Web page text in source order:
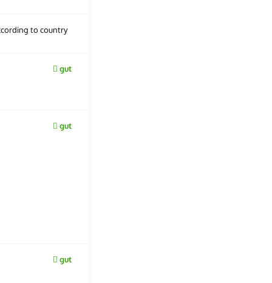
to country
gut
gut
gut